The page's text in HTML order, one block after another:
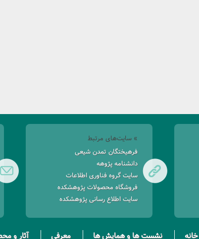
» سایت‌های مرتبط
فرهیختگان تمدن شیعی
دانشنامه پژوهه
سایت گروه فناوری اطلاعات
فروشگاه محصولات پژوهشکده
سایت اطلاع رسانی پژوهشکده
خانه نشست ها و همایش ها معرفی آثار و